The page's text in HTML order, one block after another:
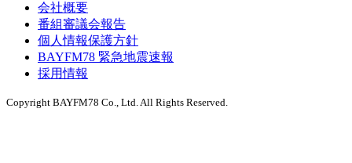
会社概要
番組審議会報告
個人情報保護方針
BAYFM78 緊急地震速報
採用情報
Copyright BAYFM78 Co., Ltd. All Rights Reserved.